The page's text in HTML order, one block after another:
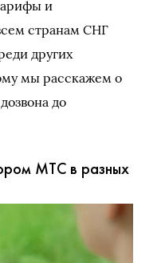
и
странам СНГ
других
мы расскажем о
до
МТС в разных